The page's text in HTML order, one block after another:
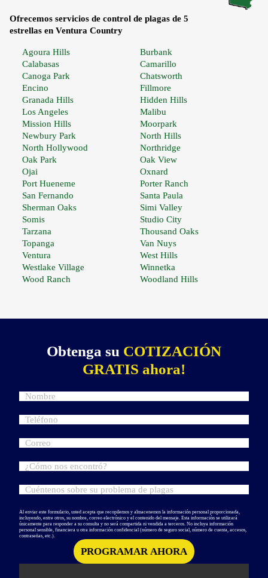
Ofrecemos servicios de control de plagas de 5
estrellas en Ventura Country
Agoura Hills
Burbank
Calabasas
Camarillo
Canoga Park
Chatsworth
Encino
Fillmore
Granada Hills
Hidden Hills
Los Angeles
Malibu
Mission Hills
Moorpark
Newbury Park
North Hills
North Hollywood
Northridge
Oak Park
Oak View
Ojai
Oxnard
Port Hueneme
Porter Ranch
San Fernando
Santa Paula
Sherman Oaks
Simi Valley
Somis
Studio City
Tarzana
Thousand Oaks
Topanga
Van Nuys
Ventura
West Hills
Westlake Village
Winnetka
Wood Ranch
Woodland Hills
Obtenga su COTIZACIÓN
GRATIS ahora!
Al enviar este formulario, usted acepta que recopilemos y almacenemos la información personal proporcionada,
incluyendo, entre otros, su nombre, correo electrónico y el contenido del mensaje. Esta información se utilizará
únicamente para responder a su consulta y no será compartida ni vendida a terceros. No incluya información
personal sensible, financiera u otra información confidencial (número de seguro social, número de cuenta, accesos,
contraseñas, etc.).